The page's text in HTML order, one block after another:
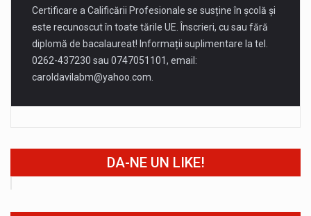
Certificare a Calificării Profesionale se susține în școlă și
este recunoscut în toate tările UE. Înscrieri, cu sau fără
diplomă de bacalaureat! Informații suplimentare la tel.
0262-437230 sau 0747051101, email:
caroldavilabm@yahoo.com
DA-NE UN LIKE!